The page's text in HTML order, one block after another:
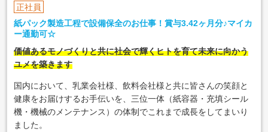
正社員
紙パック製造工程で設備保全のお仕事！賞与3.42ヶ月分♪マイカ
ー通勤可☆
価値あるモノづくりと共に社会で輝くヒトを育て未来に向かう
ユメを築きます
国内において、乳業会社様、飲料会社様と共に皆さんの笑顔と
健康をお届けするお手伝いを、三位一体（紙容器・充填シール
機・機械のメンテナンス）の体制でこれまで成長をしてまいり
ました。